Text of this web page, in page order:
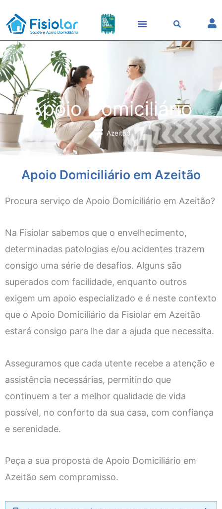
content
Apoio Domiciliário
Azeitão
Apoio Domiciliário em Azeitão
Procura serviço de Apoio Domiciliário em Azeitão?
Na Fisiolar sabemos que o envelhecimento,
determinadas patologias e/ou acidentes trazem
consigo uma série de desafios. Alguns são
superados com facilidade, enquanto outros
exigem um apoio especializado e é neste contexto
que o Apoio Domiciliário da Fisiolar em Azeitão
estará consigo para lhe dar a ajuda que necessita.
Asseguramos que cada utente recebe a atenção e
assistência necessárias, permitindo que
continuem a ter a melhor qualidade de vida
possível, no conforto da sua casa, com confiança
e serenidade.
Peça a sua proposta de Apoio Domiciliário em
Azeitão sem compromisso.